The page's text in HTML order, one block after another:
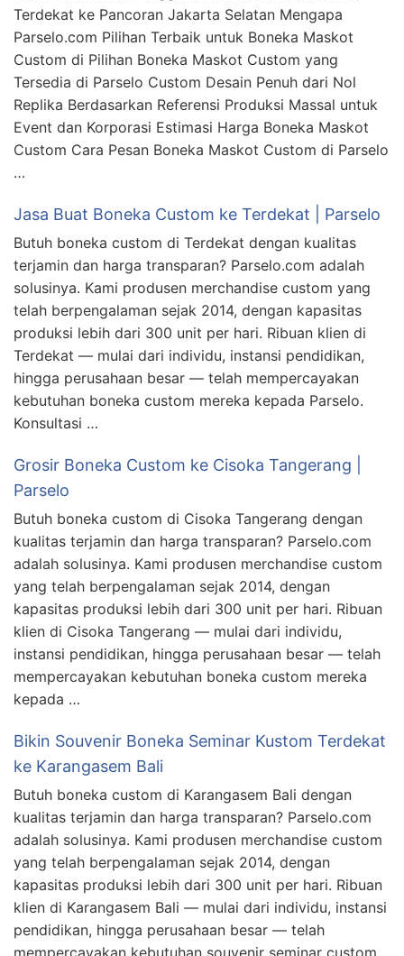
Terdekat ke Pancoran Jakarta Selatan Mengapa
Parselo.com Pilihan Terbaik untuk Boneka Maskot
Custom di Pilihan Boneka Maskot Custom yang
Tersedia di Parselo Custom Desain Penuh dari Nol
Replika Berdasarkan Referensi Produksi Massal untuk
Event dan Korporasi Estimasi Harga Boneka Maskot
Custom Cara Pesan Boneka Maskot Custom di Parselo
…
Jasa Buat Boneka Custom ke Terdekat | Parselo
Butuh boneka custom di Terdekat dengan kualitas
terjamin dan harga transparan? Parselo.com adalah
solusinya. Kami produsen merchandise custom yang
telah berpengalaman sejak 2014, dengan kapasitas
produksi lebih dari 300 unit per hari. Ribuan klien di
Terdekat — mulai dari individu, instansi pendidikan,
hingga perusahaan besar — telah mempercayakan
kebutuhan boneka custom mereka kepada Parselo.
Konsultasi …
Grosir Boneka Custom ke Cisoka Tangerang |
Parselo
Butuh boneka custom di Cisoka Tangerang dengan
kualitas terjamin dan harga transparan? Parselo.com
adalah solusinya. Kami produsen merchandise custom
yang telah berpengalaman sejak 2014, dengan
kapasitas produksi lebih dari 300 unit per hari. Ribuan
klien di Cisoka Tangerang — mulai dari individu,
instansi pendidikan, hingga perusahaan besar — telah
mempercayakan kebutuhan boneka custom mereka
kepada …
Bikin Souvenir Boneka Seminar Kustom Terdekat
ke Karangasem Bali
Butuh boneka custom di Karangasem Bali dengan
kualitas terjamin dan harga transparan? Parselo.com
adalah solusinya. Kami produsen merchandise custom
yang telah berpengalaman sejak 2014, dengan
kapasitas produksi lebih dari 300 unit per hari. Ribuan
klien di Karangasem Bali — mulai dari individu, instansi
pendidikan, hingga perusahaan besar — telah